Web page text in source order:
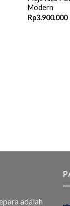
Modern
Rp3.900.000
adalah